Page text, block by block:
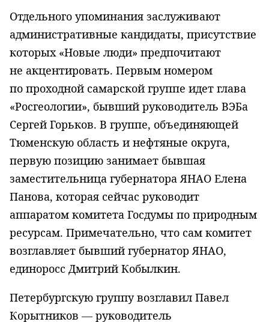
Отдельного упоминания заслуживают
административные кандидаты, присутствие
которых «Новые люди» предпочитают
не акцентировать. Первым номером
по проходной самарской группе идет глава
«Росгеологии», бывший руководитель ВЭБа
Сергей Горьков. В группе, объединяющей
Тюменскую область и нефтяные округа,
первую позицию занимает бывшая
заместительница губернатора ЯНАО Елена
Панова, которая сейчас руководит
аппаратом комитета Госдумы по природным
ресурсам. Примечательно, что сам комитет
возглавляет бывший губернатор ЯНАО,
единоросс Дмитрий Кобылкин.
Петербургскую группу возглавил Павел
Корытников — руководитель